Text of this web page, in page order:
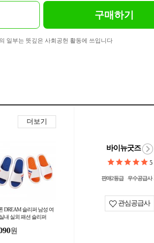
구매하기
일부는 뜻깊은 사회공헌 활동에 쓰입니다
더보기
DREAM 슬리퍼 남성 여
내 실외 패션 슬리퍼
원
바이뉴굿즈
5
판매2등급 우수공급사
관심공급사